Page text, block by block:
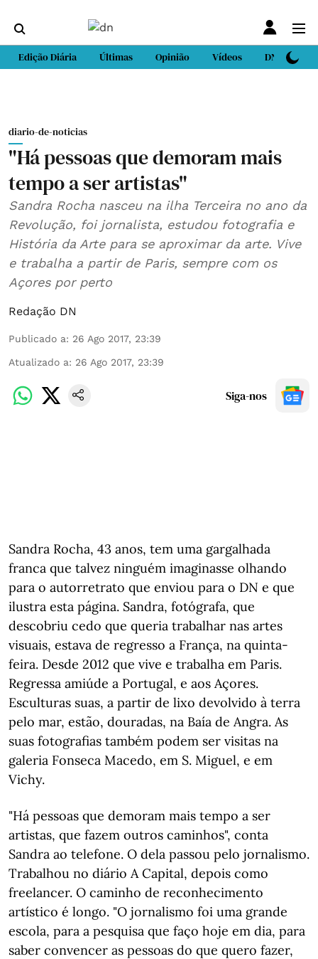
Edição Diária Últimas Opinião Vídeos DN Sport
diario-de-noticias
"Há pessoas que demoram mais
tempo a ser artistas"
Sandra Rocha nasceu na ilha Terceira no ano da
Revolução, foi jornalista, estudou fotografia e
História da Arte para se aproximar da arte. Vive
e trabalha a partir de Paris, sempre com os
Açores por perto
Redação DN
Publicado a: 26 Ago 2017, 23:39
Atualizado a: 26 Ago 2017, 23:39
Siga-nos
Sandra Rocha, 43 anos, tem uma gargalhada
franca que talvez ninguém imaginasse olhando
para o autorretrato que enviou para o DN e que
ilustra esta página. Sandra, fotógrafa, que
descobriu cedo que queria trabalhar nas artes
visuais, estava de regresso a França, na quinta-
feira. Desde 2012 que vive e trabalha em Paris.
Regressa amiúde a Portugal, e aos Açores.
Esculturas suas, a partir de lixo devolvido à terra
pelo mar, estão, douradas, na Baía de Angra. As
suas fotografias também podem ser visitas na
galeria Fonseca Macedo, em S. Miguel, e em
Vichy.
"Há pessoas que demoram mais tempo a ser
artistas, que fazem outros caminhos", conta
Sandra ao telefone. O dela passou pelo jornalismo.
Trabalhou no diário A Capital, depois como
freelancer. O caminho de reconhecimento
artístico é longo. "O jornalismo foi uma grande
escola, para a pesquisa que faço hoje em dia, para
saber convencer as pessoas do que quero fazer,